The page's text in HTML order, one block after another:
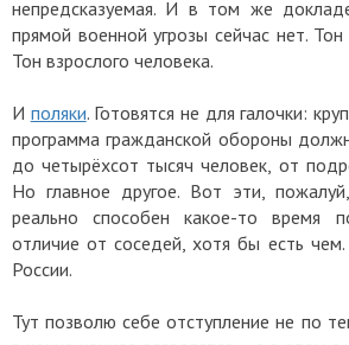
непредсказуемая. И в том же
прямой военной угрозы сейчас нет.
Тон взрослого человека.
И поляки. Готовятся не для галочки:
программа гражданской обороны
до четырёхсот тысяч человек, от
Но главное другое. Вот эти,
реально способен какое-то время
отличие от соседей, хотя бы есть
России.
Тут позволю себе отступление не по